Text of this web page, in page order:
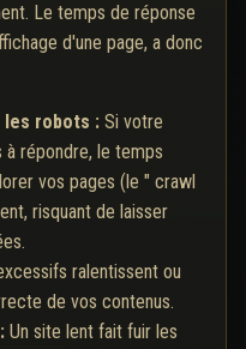
Le temps de réponse
d'une page, a donc
les robots : Si votre
répondre, le temps
vos pages (le " crawl
risquant de laisser
ralentissent ou
de vos contenus.
Un site lent fait fuir les